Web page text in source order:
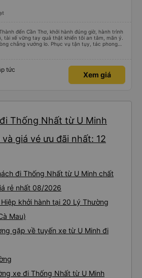
đến Cần Thơ, khởi hành đúng giờ, hành trình
khiến tôi an tâm, mãn ý.
chẳng vướng lo. Phục vụ tận tụy, tác phong
thời buổi kim tiền vội vã. Xã hội loạn đạo. Xin gửi
tức
Xem giá
Thống Nhất từ U Minh
giá vé ưu đãi nhất: 12
đi Thống Nhất từ U Minh chất
rẻ nhất 08/2026
Hiệp khởi hành tại 20 Lý Thường
Mau)
gặp về tuyến xe từ U Minh đi
xe đi Thống Nhất từ U Minh